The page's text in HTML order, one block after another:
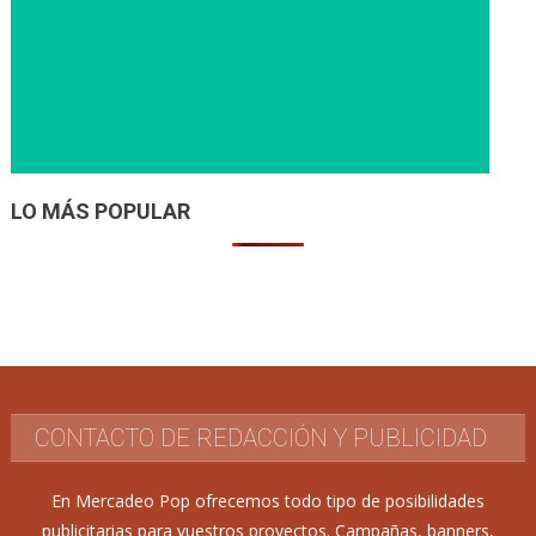
LO MÁS POPULAR
CONTACTO DE REDACCIÓN Y PUBLICIDAD
En Mercadeo Pop ofrecemos todo tipo de posibilidades
publicitarias para vuestros proyectos. Campañas, banners,